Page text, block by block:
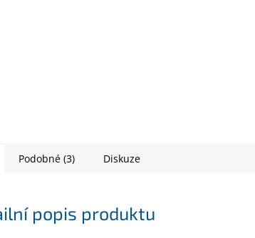
Podobné (3) Diskuze
popis produktu